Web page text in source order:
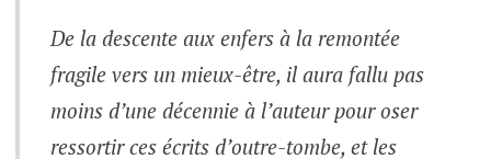
De la descente aux enfers à la remontée
fragile vers un mieux-être, il aura fallu pas
moins d’une décennie à l’auteur pour oser
ressortir ces écrits d’outre-tombe, et les